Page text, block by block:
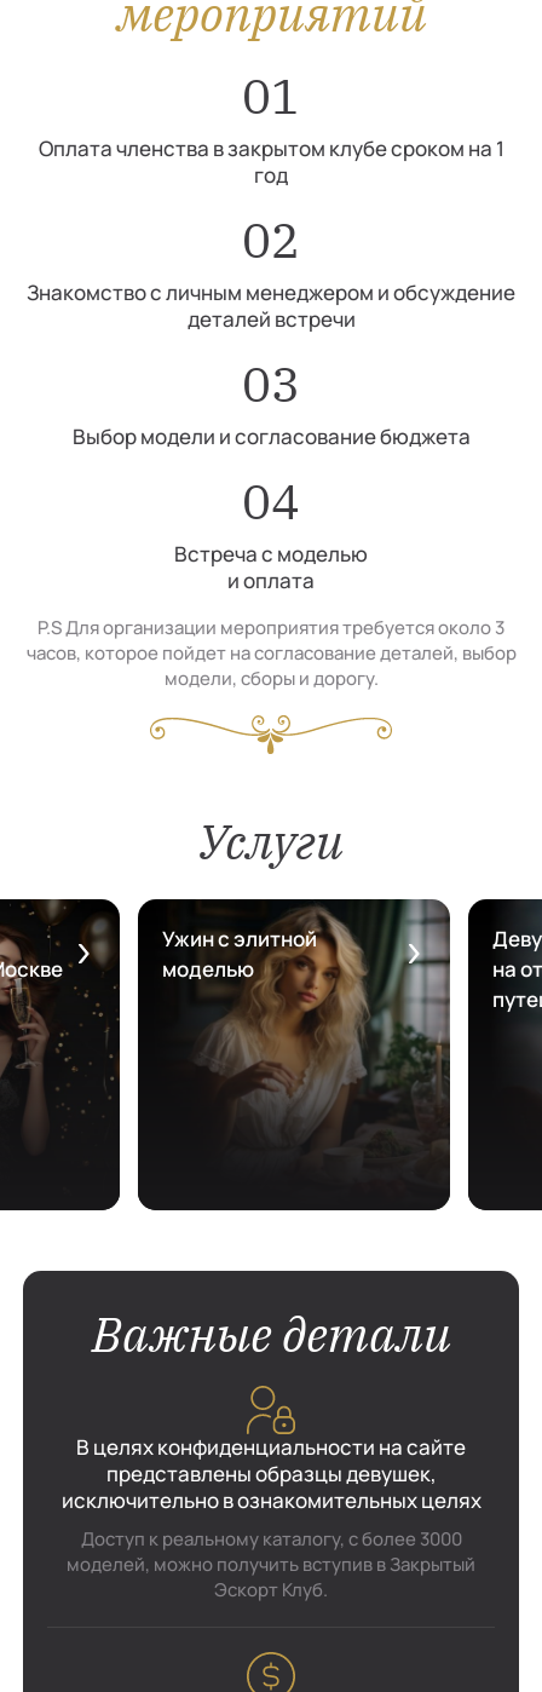
мероприятий
01
Оплата членства в закрытом клубе сроком на 1
год
02
Знакомство с личным менеджером и обсуждение
деталей встречи
03
Выбор модели и согласование бюджета
04
Встреча с моделью
и оплата
P.S Для организации мероприятия требуется около 3
часов, которое пойдет на согласование деталей, выбор
модели, сборы и дорогу.
Услуги
Ужин с элитной
моделью
на
Важные детали
В целях конфиденциальности на сайте
представлены образцы девушек,
исключительно в ознакомительных целях
Доступ к реальному каталогу, с более 3000
моделей, можно получить вступив в Закрытый
Эскорт Клуб.